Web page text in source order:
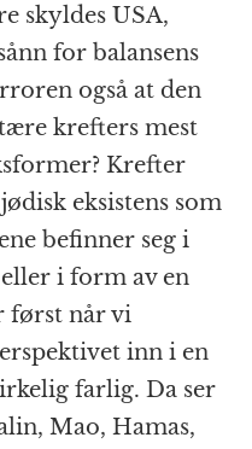
skyldes USA,
for balansens
også at den
krefters mest
Krefter
eksistens som
befinner seg i
i form av en
først når vi
inn i en
farlig. Da ser
Mao, Hamas,